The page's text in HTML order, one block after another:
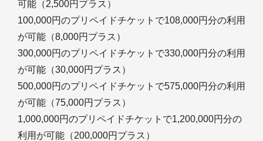
可能（2,500円プラス）
100,000円のプリペイドチケットで108,000円分の利用
が可能（8,000円プラス）
300,000円のプリペイドチケットで330,000円分の利用
が可能（30,000円プラス）
500,000円のプリペイドチケットで575,000円分の利用
が可能（75,000円プラス）
1,000,000円のプリペイドチケットで1,200,000円分の
利用が可能（200,000円プラス）